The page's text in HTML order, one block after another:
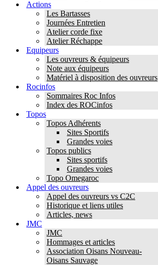
Actions
Les Bartasses
Journées Entretien
Atelier corde fixe
Atelier Réchappe
Equipeurs
Les ouvreurs & équipeurs
Note aux équipeurs
Matériel à disposition des ouvreurs
Rocinfos
Sommaires Roc Infos
Index des ROCinfos
Topos
Topos Adhérents
Sites Sportifs
Grandes voies
Topos publics
Sites sportifs
Grandes voies
Topo Omegaroc
Appel des ouvreurs
Appel des ouvreurs vs C2C
Historique et liens utiles
Articles, news
JMC
JMC
Hommages et articles
Association Oisans Nouveau-
Oisans Sauvage